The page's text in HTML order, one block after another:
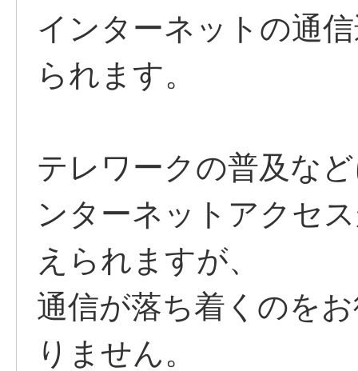
インターネットの通
られます。
テレワークの普及な
ンターネットアクセ
えられますが、
通信が落ち着くのを
りません。